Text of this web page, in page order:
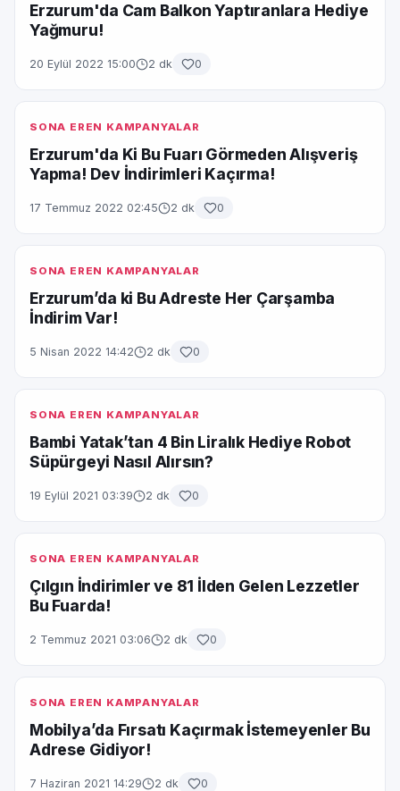
Erzurum'da Cam Balkon Yaptıranlara Hediye
Yağmuru!
20 Eylül 2022 15:00 2 dk 0
SONA EREN KAMPANYALAR
Erzurum'da Ki Bu Fuarı Görmeden Alışveriş
Yapma! Dev İndirimleri Kaçırma!
17 Temmuz 2022 02:45 2 dk 0
SONA EREN KAMPANYALAR
Erzurum’da ki Bu Adreste Her Çarşamba
İndirim Var!
5 Nisan 2022 14:42 2 dk 0
SONA EREN KAMPANYALAR
Bambi Yatak’tan 4 Bin Liralık Hediye Robot
Süpürgeyi Nasıl Alırsın?
19 Eylül 2021 03:39 2 dk 0
SONA EREN KAMPANYALAR
Çılgın İndirimler ve 81 İlden Gelen Lezzetler
Bu Fuarda!
2 Temmuz 2021 03:06 2 dk 0
SONA EREN KAMPANYALAR
Mobilya’da Fırsatı Kaçırmak İstemeyenler Bu
Adrese Gidiyor!
7 Haziran 2021 14:29 2 dk 0